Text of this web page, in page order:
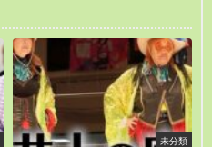
未分類